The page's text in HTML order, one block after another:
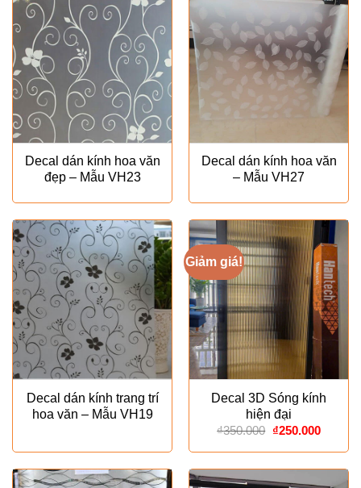
Decal dán kính hoa văn
đẹp – Mẫu VH23
Decal dán kính hoa văn
– Mẫu VH27
Decal dán kính trang trí
hoa văn – Mẫu VH19
Giảm giá!
Decal 3D Sóng kính
hiện đại
₫350.000 Giá
là:
₫350.000.
₫250.000Giá
tại
là: